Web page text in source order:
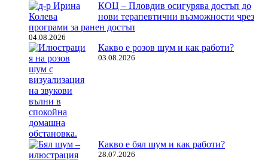
КОЦ – Пловдив осигурява достъп до
нови терапевтични възможности чрез
програми за ранен достъп
04.08.2026
Какво е розов шум и как работи?
03.08.2026
Какво е бял шум и как работи?
28.07.2026